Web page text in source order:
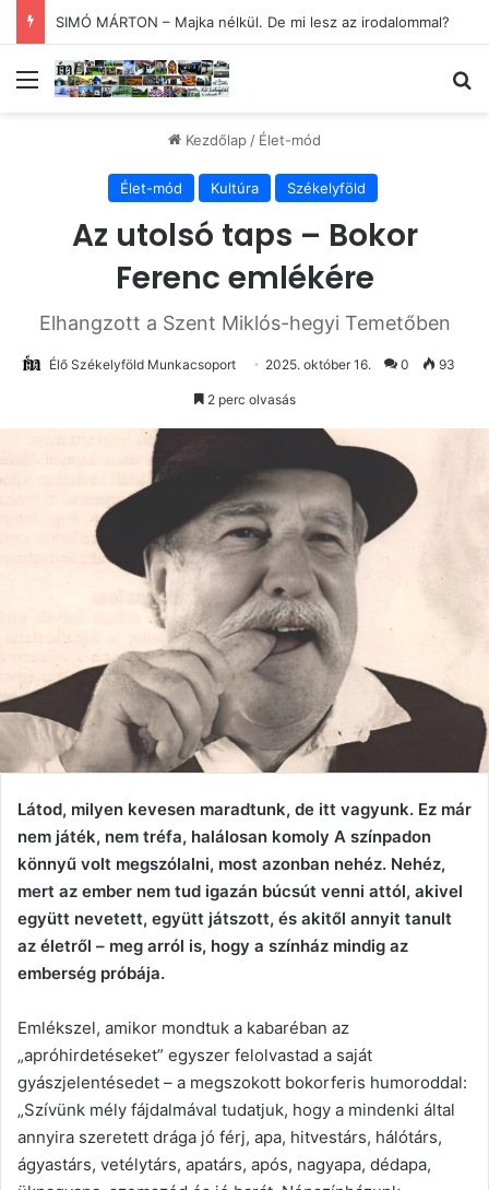
SIMÓ MÁRTON – Majka nélkül. De mi lesz az irodalommal?
Menü
Kezdőlap/ Élet-mód
Élet-mód Kultúra Székelyföld
Az utolsó taps – Bokor
Ferenc emlékére
Elhangzott a Szent Miklós-hegyi Temetőben
Élő Székelyföld Munkacsoport 2025. október 16. 0 93
2 perc olvasás
Látod, milyen kevesen maradtunk, de itt vagyunk. Ez már
nem játék, nem tréfa, halálosan komoly A színpadon
könnyű volt megszólalni, most azonban nehéz. Nehéz,
mert az ember nem tud igazán búcsút venni attól, akivel
együtt nevetett, együtt játszott, és akitől annyit tanult
az életről – meg arról is, hogy a színház mindig az
emberség próbája.
Emlékszel, amikor mondtuk a kabaréban az
„apróhirdetéseket” egyszer felolvastad a saját
gyászjelentésedet – a megszokott bokorferis humoroddal:
„Szívünk mély fájdalmával tudatjuk, hogy a mindenki által
annyira szeretett drága jó férj, apa, hitvestárs, hálótárs,
ágyastárs, vetélytárs, apatárs, após, nagyapa, dédapa,